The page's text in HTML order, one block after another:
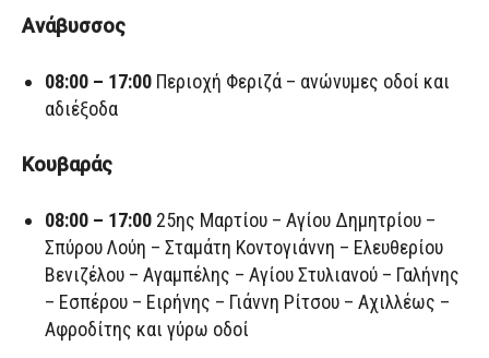
Ανάβυσσος
08:00 – 17:00 Περιοχή Φεριζά – ανώνυμες οδοί και
αδιέξοδα
Κουβαράς
08:00 – 17:00 25ης Μαρτίου – Αγίου Δημητρίου –
Σπύρου Λούη – Σταμάτη Κοντογιάννη – Ελευθερίου
Βενιζέλου – Αγαμπέλης – Αγίου Στυλιανού – Γαλήνης
– Εσπέρου – Ειρήνης – Γιάννη Ρίτσου – Αχιλλέως –
Αφροδίτης και γύρω οδοί